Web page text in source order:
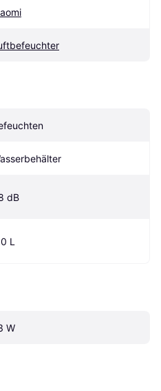
dB
L
W